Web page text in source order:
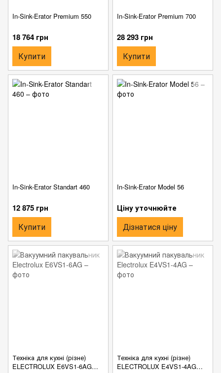
In-Sink-Erator Premium 550
18 764 грн
Купити
In-Sink-Erator Premium 700
28 293 грн
Купити
In-Sink-Erator Standart 460
12 875 грн
Купити
In-Sink-Erator Model 56
Ціну уточнюйте
Дізнатися ціну
Техніка для кухні (різне)
ELECTROLUX E6VS1-6AG
Техніка для кухні (різне)
ELECTROLUX E4VS1-4AG